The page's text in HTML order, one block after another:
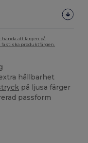
att färgen på
produktfärgen.
hållbarhet
på ljusa färger
passform